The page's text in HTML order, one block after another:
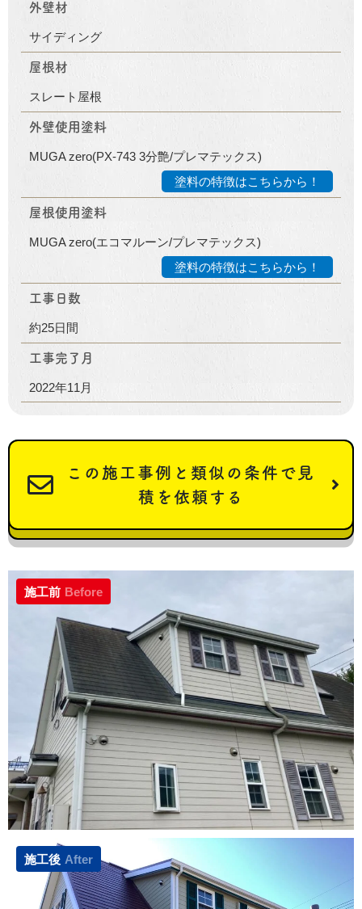
外壁材
サイディング
屋根材
スレート屋根
外壁使用塗料
MUGA zero(PX-743 3分艶/プレマテックス)
塗料の特徴はこちらから！
屋根使用塗料
MUGA zero(エコマルーン/プレマテックス)
塗料の特徴はこちらから！
工事日数
約25日間
工事完了月
2022年11月
この施工事例と類似の条件で見
積を依頼する
施工前 Before
施工後 After